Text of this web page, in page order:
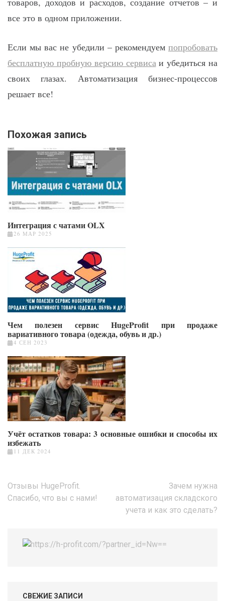
все это в одном приложении.
Если мы вас не убедили – рекомендуем попробовать
бесплатную пробную версию сервисаи убедиться на
своих глазах. Автоматизация бизнес-процессов
решает все!
Похожая запись
Интеграция с чатами OLX
26 МАР 2025
Чем полезен сервис HugeProfit при продаже
вариативного товара (одежда, обувь и др.)
4 СЕН 2023
Учёт остатков товара: 3 основные ошибки и способы их
избежать
11 ДЕК 2024
Навигация
по
Отзывы HugeProfit.
Спасибо, что вы с нами!
Зачем нужна
автоматизация складского
учета и как это сделать?
СВЕЖИЕ ЗАПИСИ